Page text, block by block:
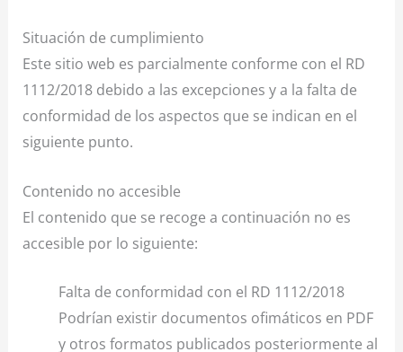
Situación de cumplimiento
Este sitio web es parcialmente conforme con el RD
1112/2018 debido a las excepciones y a la falta de
conformidad de los aspectos que se indican en el
siguiente punto.
Contenido no accesible
El contenido que se recoge a continuación no es
accesible por lo siguiente:
Falta de conformidad con el RD 1112/2018
Podrían existir documentos ofimáticos en PDF
y otros formatos publicados posteriormente al